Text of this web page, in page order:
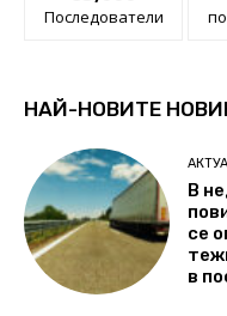
Последователи
НАЙ-НОВИТЕ
В
се
в